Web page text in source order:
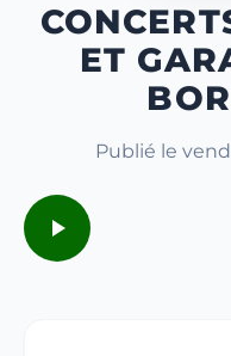
ET
Publié le